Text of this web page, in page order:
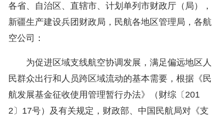
各省、自治区、直辖市、计划单列市财政厅（局），
新疆生产建设兵团财政局，民航各地区管理局，各航
空公司：
为促进区域支线航空协调发展，满足偏远地区人
民群众出行和人员跨区域流动的基本需要，根据《民
航发展基金征收使用管理暂行办法》（财综〔201
2〕17号）及有关规定，财政部、中国民航局对《支